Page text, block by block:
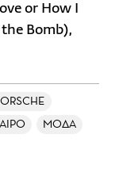
or How I
Bomb),
ΜΟΔΑ